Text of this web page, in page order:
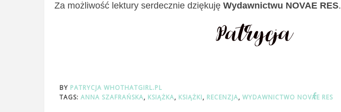
Za możliwość lektury serdecznie dziękuję Wydawnictwu NOVAE RES.
BY PATRYCJA WHOTHATGIRL.PL
TAGS: ANNA SZAFRAŃSKA, KSIĄŻKA, KSIĄŻKI, RECENZJA, WYDAWNICTWO NOVAE RES